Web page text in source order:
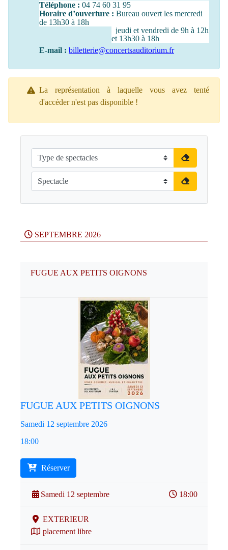
Téléphone : 04 74 60 31 95
Horaire d’ouverture : Bureau ouvert les mercredi
de 13h30 à 18h
jeudi et vendredi de 9h à 12h
et 13h30 à 18h
E-mail : billetterie@concertsauditorium.fr
La représentation à laquelle vous avez tenté
d'accéder n'est pas disponible !
SEPTEMBRE 2026
FUGUE AUX PETITS OIGNONS
FUGUE AUX PETITS OIGNONS
Samedi 12 septembre 2026
18:00
Réserver
Samedi 12 septembre 18:00
EXTERIEUR
placement libre